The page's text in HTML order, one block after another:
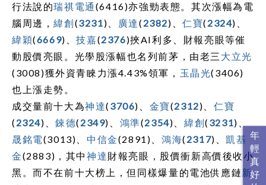
行法說的瑞祺電通 (6416)亦強勁表態。其次漲幅為電
腦周邊，緯創(3231)、 廣達( 2382)、仁寶( 2324)、
緯穎(6669)、技嘉(2376)挾AI利多、財報亮眼等催
動股價亮眼。光學股漲幅也名列前茅，由老三 大立光
(3008)獲外資青睞力漲4.43%領軍， 玉晶光(3406)
也上漲走勢。
成交量前十大為神達( 3706)、 金寶(2312)、仁寶
( 2324)、錸德( 2349)、 鴻準(2354)、緯創( 3231)、
晟銘電(3013)、中信金(2891)、鴻海( 2317)、凱基
金(2883)，其中神達財報亮眼，股價衝新高價後收小
黑。而不在前十大榜上，但同樣爆量的電池供應鏈新